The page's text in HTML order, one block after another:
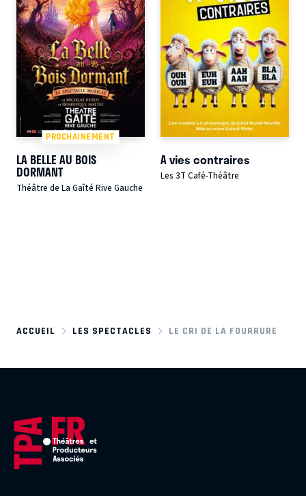
PROCHAINEMENT
LA BELLE AU BOIS
DORMANT
Théâtre de La Gaîté Rive Gauche
A vies contraires
Les 3T Café-Théâtre
ACCUEIL LES SPECTACLES LE CRI DE LA FOURRURE